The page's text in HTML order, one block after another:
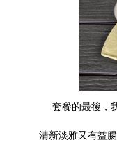
套餐的最後，
清新淡雅又有益